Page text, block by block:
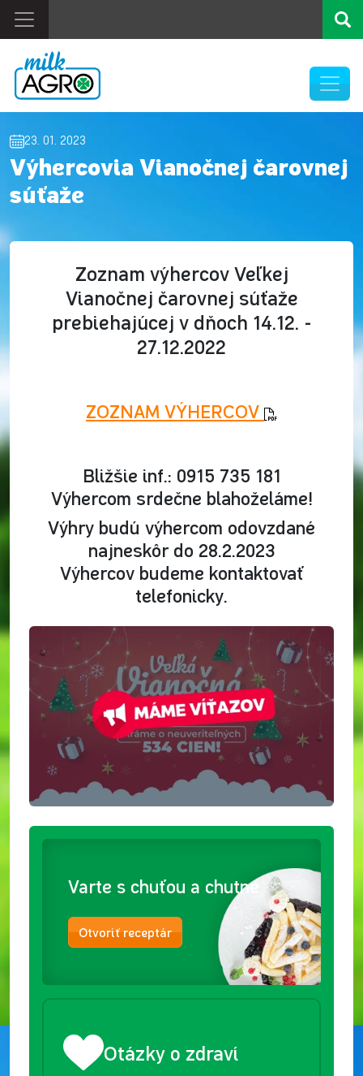
23. 01. 2023
Výhercovia Vianočnej čarovnej
súťaže
Zoznam výhercov Veľkej
Vianočnej čarovnej súťaže
prebiehajúcej v dňoch 14.12. -
27.12.2022
ZOZNAM VÝHERCOV
Bližšie inf.: 0915 735 181
Výhercom srdečne blahoželáme!
Výhry budú výhercom odovzdané
najneskôr do 28.2.2023
Výhercov budeme kontaktovať
telefonicky.
Varte s chuťou a chutne
Otvoriť receptár
Otázky o zdraví